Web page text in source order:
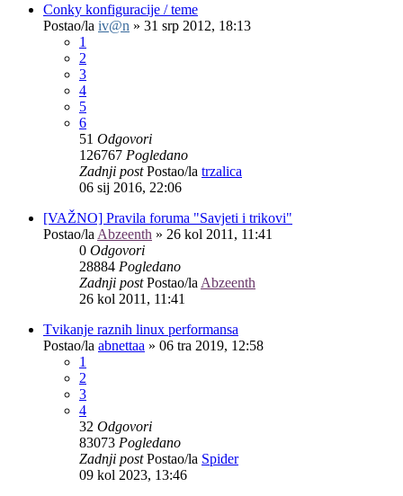
Conky konfiguracije / teme
Postao/la iv@n » 31 srp 2012, 18:13
1
2
3
4
5
6
51 Odgovori
126767 Pogledano
Zadnji postPostao/la trzalica
06 sij 2016, 22:06
[VAŽNO] Pravila foruma "Savjeti i trikovi"
Postao/la Abzeenth » 26 kol 2011, 11:41
0 Odgovori
28884 Pogledano
Zadnji postPostao/la Abzeenth
26 kol 2011, 11:41
Tvikanje raznih linux performansa
Postao/la abnettaa » 06 tra 2019, 12:58
1
2
3
4
32 Odgovori
83073 Pogledano
Zadnji postPostao/la Spider
09 kol 2023, 13:46